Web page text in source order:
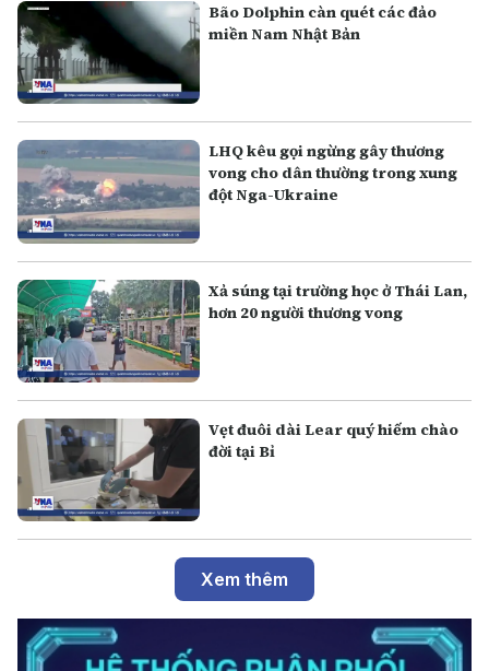
Bão Dolphin càn quét các đảo
miền Nam Nhật Bản
LHQ kêu gọi ngừng gây thương
vong cho dân thường trong xung
đột Nga-Ukraine
Xả súng tại trường học ở Thái Lan,
hơn 20 người thương vong
Vẹt đuôi dài Lear quý hiếm chào
đời tại Bỉ
Xem thêm